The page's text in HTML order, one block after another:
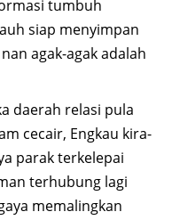
tumbuh
siap menyimpan
agak-agak adalah
daerah relasi pula
cecair, Engkau kira-
parak terkelepai
terhubung lagi
memalingkan